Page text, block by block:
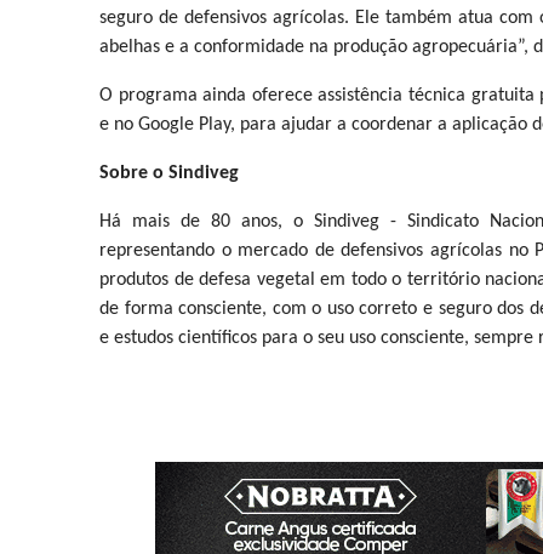
seguro de defensivos agrícolas. Ele também atua
abelhas e a conformidade na produção agropecuária”,
O programa ainda oferece assistência técnica
e no Google Play, para ajudar a coordenar a aplicação
Sobre o Sindiveg
Há mais de 80 anos, o Sindiveg - Sindicato
representando o mercado de defensivos agrícolas no
produtos de defesa vegetal em todo o território
de forma consciente, com o uso correto e seguro dos
e estudos científicos para o seu uso consciente,